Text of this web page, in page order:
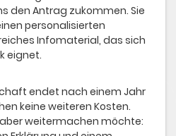
den Antrag zukommen. Sie
personalisierten
Infomaterial, das sich
eignet.
endet nach einem Jahr
keine weiteren Kosten.
weitermachen möchte: